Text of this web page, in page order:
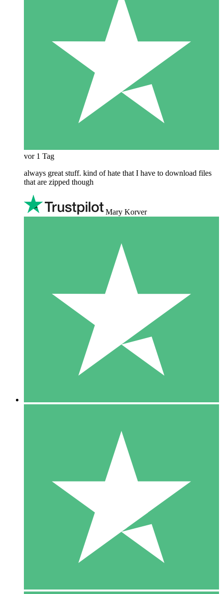
vor 1 Tag
always great stuff. kind of hate that I have to download files
that are zipped though
Mary Korver